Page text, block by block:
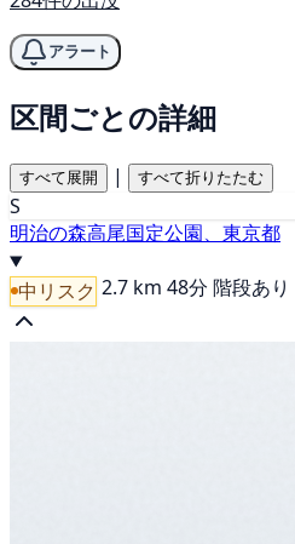
アラート
区間ごとの詳細
すべて展開 | すべて折りたたむ
S
明治の森高尾国定公園、東京都
中リスク 2.7 km 48分 階段あり